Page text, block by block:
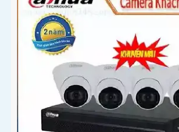
chặn các vụ trộm cắp xảy ra ngoài ý muốn.